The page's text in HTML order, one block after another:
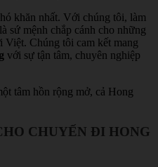
khăn nhất. Với chúng tôi, làm
sứ mệnh chắp cánh cho những
Chúng tôi cam kết mang
với sự tận tâm, chuyên nghiệp
tâm hồn rộng mở, cả Hong
CHUYẾN ĐI HONG